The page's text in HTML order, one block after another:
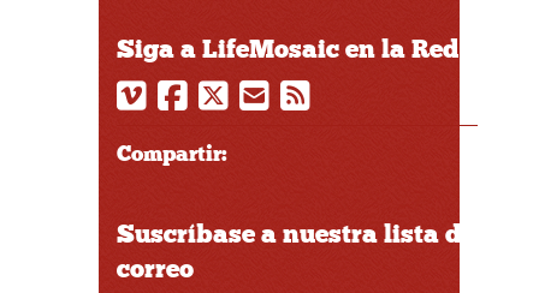
Siga a LifeMosaic en la Red
Compartir:
Suscríbase a nuestra lista de
correo